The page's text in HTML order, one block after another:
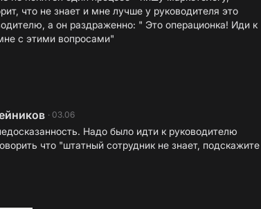
что не знает и мне лучше у руководителя это
а он раздраженно: " Это операционка! Иди к
с этими вопросами"
· 03.06
Надо было идти к руководителю
что "штатный сотрудник не знает, подскажите